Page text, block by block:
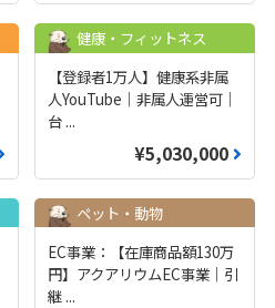
健康・フィットネス
【登録者1万人】健康系非属
人YouTube｜非属人運営可｜
台 ...
¥5,030,000
ペット・動物
EC事業：【在庫商品額130万
円】アクアリウムEC事業｜引
継 ...